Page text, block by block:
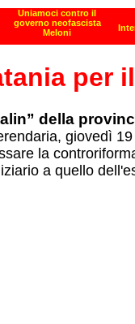
per
della
giovedì
la
a quello